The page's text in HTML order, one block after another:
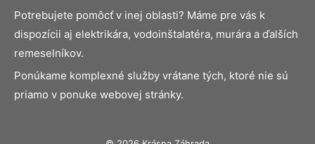
Potrebujete pomôcť v inej oblasti? Máme pre vás k
dispozícii aj elektrikára, vodoinštalatéra, murára a ďalších
remeselníkov.
Ponúkame komplexné služby vrátane tých, ktoré nie sú
priamo v ponuke webovej stránky.